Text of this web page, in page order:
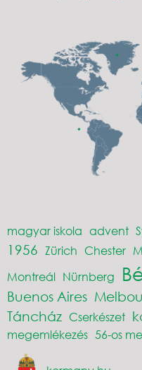
magyar iskola advent
1956 Zürich Chester
Montreál Nürnberg
Buenos Aires
Táncház Cserkészet
megemlékezés 56-os